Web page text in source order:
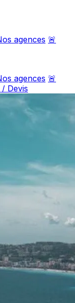
agences 🚨
agences 🚨
Devis